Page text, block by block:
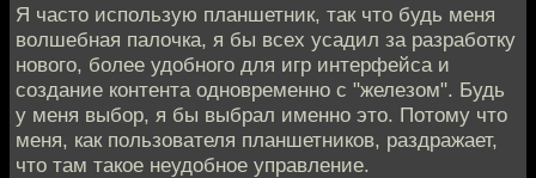
Я часто использую планшетник, так что будь меня
волшебная палочка, я бы всех усадил за разработку
нового, более удобного для игр интерфейса и
создание контента одновременно с "железом". Будь
у меня выбор, я бы выбрал именно это. Потому что
меня, как пользователя планшетников, раздражает,
что там такое неудобное управление.